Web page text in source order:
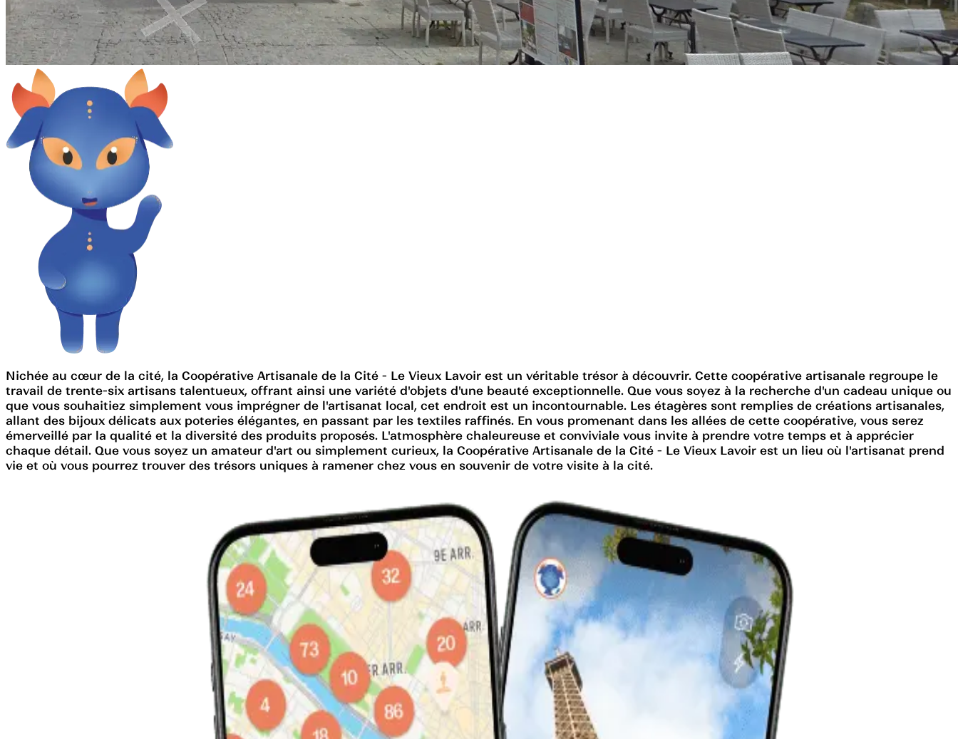
Nichée au cœur de la cité, la Coopérative Artisanale de la Cité - Le Vieux Lavoir est un véritable trésor à découvrir. Cette coopérative artisanale regroupe le
travail de trente-six artisans talentueux, offrant ainsi une variété d'objets d'une beauté exceptionnelle. Que vous soyez à la recherche d'un cadeau unique ou
que vous souhaitiez simplement vous imprégner de l'artisanat local, cet endroit est un incontournable. Les étagères sont remplies de créations artisanales,
allant des bijoux délicats aux poteries élégantes, en passant par les textiles raffinés. En vous promenant dans les allées de cette coopérative, vous serez
émerveillé par la qualité et la diversité des produits proposés. L'atmosphère chaleureuse et conviviale vous invite à prendre votre temps et à apprécier
chaque détail. Que vous soyez un amateur d'art ou simplement curieux, la Coopérative Artisanale de la Cité - Le Vieux Lavoir est un lieu où l'artisanat prend
vie et où vous pourrez trouver des trésors uniques à ramener chez vous en souvenir de votre visite à la cité.